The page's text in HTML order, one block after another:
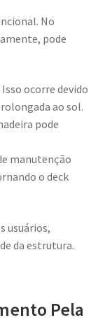
No
pode
Isso ocorre devido
ao sol.
pode
manutenção
o deck
usuários,
da estrutura.
Pela